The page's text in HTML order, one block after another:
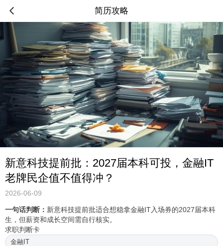
简历攻略
新意科技提前批：2027届本科可投，金融IT
老牌民企值不值得冲？
2026-06-09
一句话判断： 新意科技提前批适合想稳拿金融IT入场券的2027届本科
生，但薪资和成长空间需自行核实。
求职判断卡
金融IT